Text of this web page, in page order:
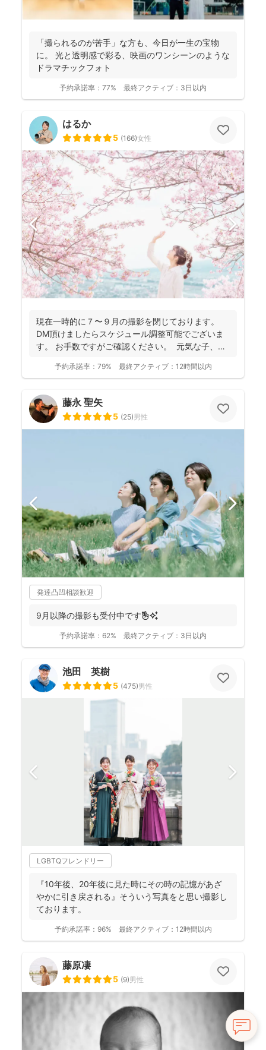
「撮られるのが苦手」な方も、今日が一生の宝物
に。 光と透明感で彩る、映画のワンシーンのような
ドラマチックフォト
予約承諾率： 77% 最終アクティブ： 3日以内
はるか
5 (166)女性
現在一時的に７〜９月の撮影を閉じております。
DM頂けましたらスケジュール調整可能でございま
す。 お手数ですがご確認ください。 元気な子、人
予約承諾率： 79% 最終アクティブ： 12時間以内
藤永 聖矢
5 (25)男性
発達凸凹相談歓迎
9月以降の撮影も受付中です✌️✨
予約承諾率： 62% 最終アクティブ： 3日以内
池田 英樹
5 (475)男性
LGBTQフレンドリー
『10年後、20年後に見た時にその時の記憶があざ
やかに引き戻される』そういう写真をと思い撮影し
ております。
予約承諾率： 96% 最終アクティブ： 12時間以内
藤原凄
5 (9)男性